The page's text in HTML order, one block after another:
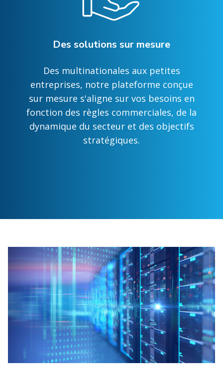
Des solutions sur mesure
Des multinationales aux petites
entreprises, notre plateforme conçue
sur mesure s'aligne sur vos besoins en
fonction des règles commerciales, de la
dynamique du secteur et des objectifs
stratégiques.